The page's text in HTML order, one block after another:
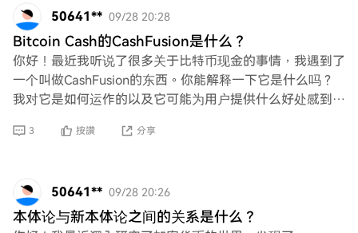
50641** 09/28 20:28
Bitcoin Cash的CashFusion是什么？
你好！最近我听说了很多关于比特币现金的事情，我遇到了
一个叫做CashFusion的东西。你能解释一下它是什么吗？
我对它是如何运作的以及它可能为用户提供什么好处感到好
3 按讚 分享
50641** 09/28 20:26
本体论与新本体论之间的关系是什么？